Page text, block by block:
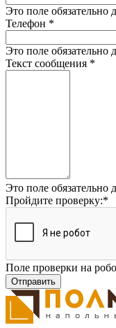
Это поле обязательно
Телефон *
Это поле обязательно
Текст сообщения *
Это поле обязательно
Пройдите проверку:*
Поле проверки на